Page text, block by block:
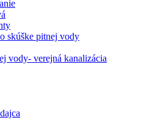
skúške pitnej vody
vody- verejná kanalizácia